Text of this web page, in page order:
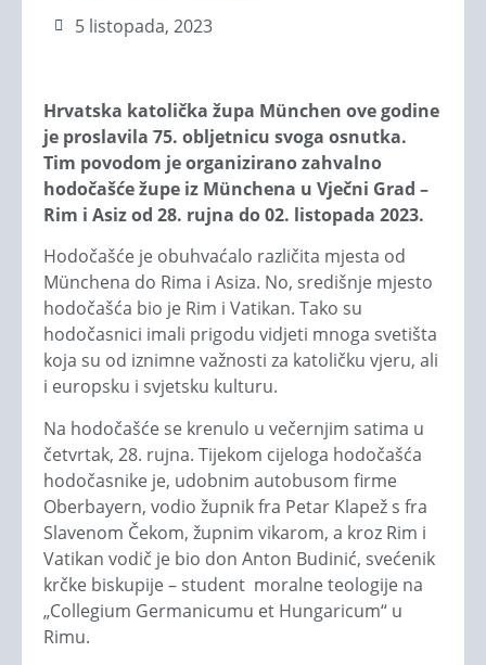
5 listopada, 2023
Hrvatska katolička župa München ove godine
je proslavila 75. obljetnicu svoga osnutka.
Tim povodom je organizirano zahvalno
hodočašće župe iz Münchena u Vječni Grad –
Rim i Asiz od 28. rujna do 02. listopada 2023.
Hodočašće je obuhvaćalo različita mjesta od
Münchena do Rima i Asiza. No, središnje mjesto
hodočašća bio je Rim i Vatikan. Tako su
hodočasnici imali prigodu vidjeti mnoga svetišta
koja su od iznimne važnosti za katoličku vjeru, ali
i europsku i svjetsku kulturu.
Na hodočašće se krenulo u večernjim satima u
četvrtak, 28. rujna. Tijekom cijeloga hodočašća
hodočasnike je, udobnim autobusom firme
Oberbayern, vodio župnik fra Petar Klapež s fra
Slavenom Čekom, župnim vikarom, a kroz Rim i
Vatikan vodič je bio don Anton Budinić, svećenik
krčke biskupije – student moralne teologije na
„Collegium Germanicumu et Hungaricum“ u
Rimu.